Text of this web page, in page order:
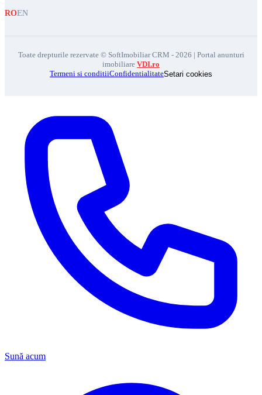
ROEN
Toate drepturile rezervate © SoftImobiliar CRM - 2026 | Portal anunturi
imobiliare VDI.ro
Termeni si conditiiConfidentialitateSetari cookies
Sună acum